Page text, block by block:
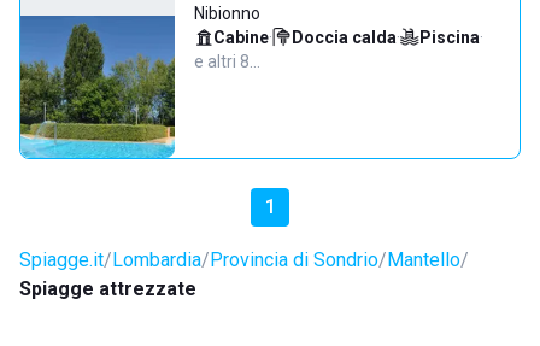
Nibionno
Cabine· Doccia calda· Piscina·
e altri 8…
1
Spiagge.it Lombardia Provincia di Sondrio Mantello
Spiagge attrezzate